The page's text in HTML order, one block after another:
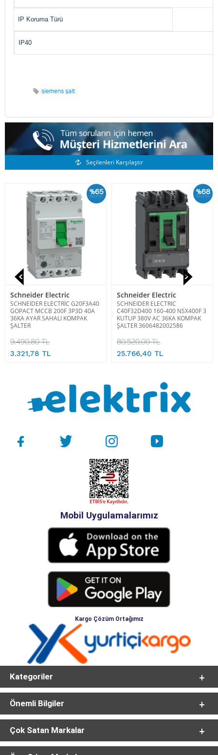
IP Koruma Türü
IP40
siemens şalt
Benzer Ürünler
Seçilenleri Karşılaştır
%65
İskonto
Schneider Electric
SCHNEİDER ELECTRİC G20F3A40
GOPACT MCCB 200F 3P3D 40A
36KA AYAR SAHALI KOMPAK
ŞALTER
9.490,80 TL
3.321,78 TL
%68
İskonto
Schneider Electric
SCHNEIDER ELECTRIC
C40F32D400 160-400 NSX400F 3
KUTUP 380V AC 36KA KOMPAK
ŞALTER 3606482002586
80.520,00 TL
25.766,40 TL
Mobil Uygulamalarımız
Kargo Çözüm Ortağımız
Kategoriler
Önemli Bilgiler
Çok Satan Markalar